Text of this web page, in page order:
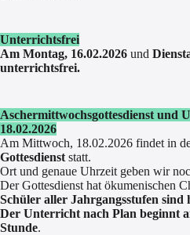
Unterrichtsfrei
Am Montag, 16.02.2026 und
unterrichtsfrei.
Aschermittwochsgottesdienst und
18.02.2026
Am Mittwoch, 18.02.2026 findet in
Gottesdienst statt.
Ort und genaue Uhrzeit geben wir
Der Gottesdienst hat ökumenischen
Schüler aller Jahrgangsstufen sind
Der Unterricht nach Plan beginnt
Stunde.